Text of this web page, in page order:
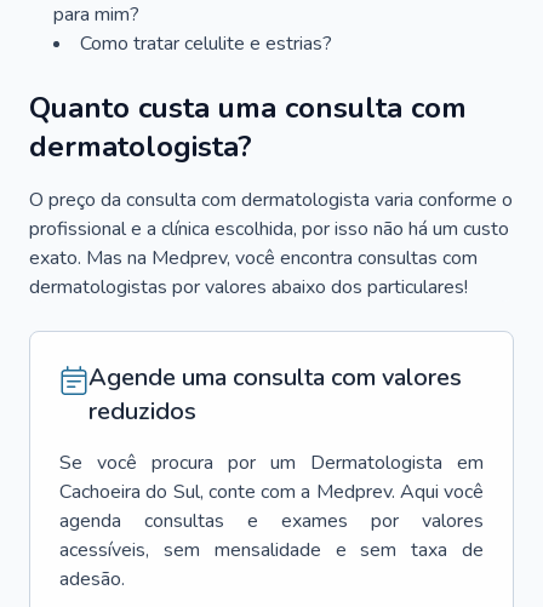
para mim?
Como tratar celulite e estrias?
Quanto custa uma consulta com
dermatologista?
O preço da consulta com dermatologista varia conforme o
profissional e a clínica escolhida, por isso não há um custo
exato. Mas na Medprev, você encontra consultas com
dermatologistas por valores abaixo dos particulares!
Agende uma consulta com valores
reduzidos
Se você procura por um Dermatologista em
Cachoeira do Sul, conte com a Medprev. Aqui você
agenda consultas e exames por valores
acessíveis, sem mensalidade e sem taxa de
adesão.